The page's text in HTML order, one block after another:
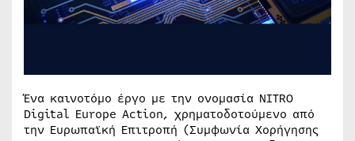
Ένα καινοτόμο έργο με την ονομασία NITRO
Digital Europe Action, χρηματοδοτούμενο από
την Ευρωπαϊκή Επιτροπή (Συμφωνία Χορήγησης